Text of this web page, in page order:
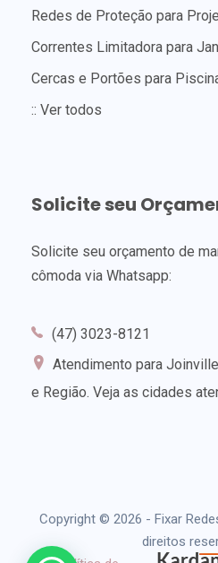
Redes de Proteção para
Correntes Limitadora para
Cercas e Portões para
:: Ver todos
Solicite seu
Solicite seu orçamento de
cômoda via Whatsapp:
(47) 3023-8121
Atendimento para
e Região. Veja as cidades
Copyright © 2026 - Fixar
direitos